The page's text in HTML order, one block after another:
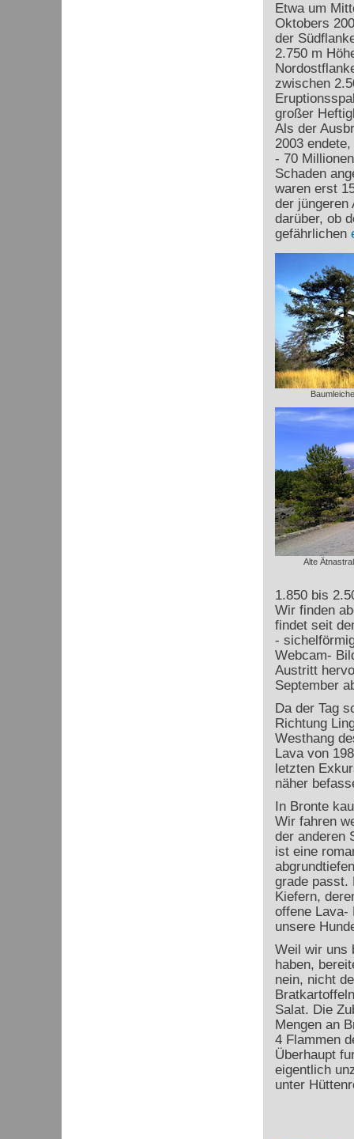
Etwa um
Oktobers
der
2.750 m
zwischen
großer
Als der
2003
- 70
Schaden
waren erst
der jüngeren
darüber, ob
gefährlichen
Alte
1.850 bis
Wir finden
findet seit
-
Webcam-
Austritt
September
Da der Tag
Richtung
Westhang
Lava von
letzten
näher
In Bronte
Wir fahren
der anderen
ist eine
grade passt.
Kiefern,
offene Lava-
unsere
Weil wir uns
haben,
nein, nicht
Salat. Die
Mengen an
4 Flammen
Überhaupt
eigentlich
unter